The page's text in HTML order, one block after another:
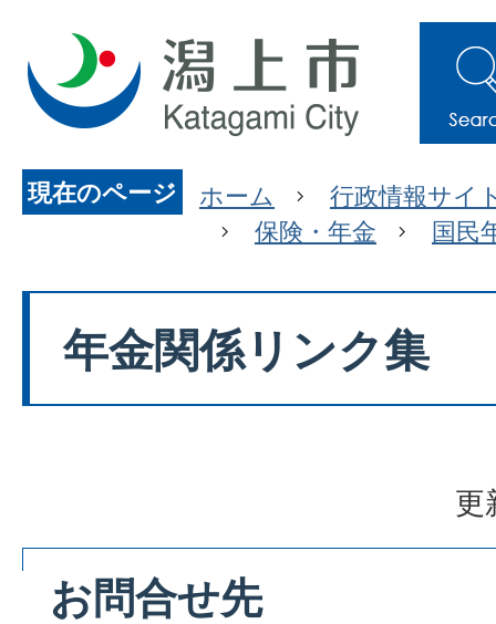
現在のページ ホーム
行政情報サイ
保険・年金
国民
年金関係リンク集
更
お問合せ先